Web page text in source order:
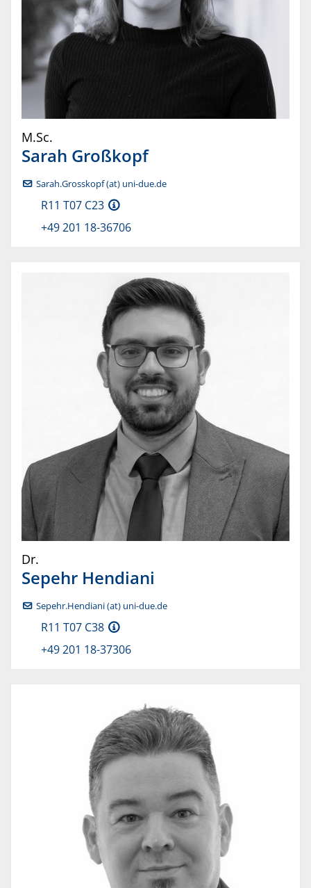
M.Sc.
Sarah Großkopf
Sarah.Grosskopf (at) uni-due.de
R11 T07 C23
+49 201 18-36706
Dr.
Sepehr Hendiani
Sepehr.Hendiani (at) uni-due.de
R11 T07 C38
+49 201 18-37306